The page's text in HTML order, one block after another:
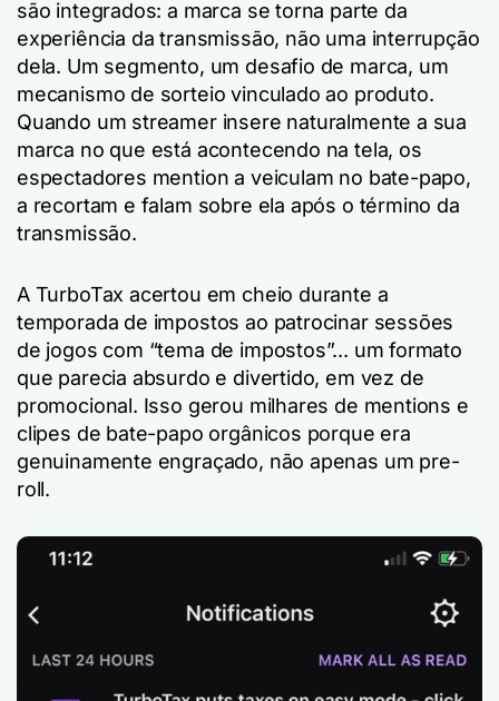
são integrados: a marca se torna parte da
experiência da transmissão, não uma interrupção
dela. Um segmento, um desafio de marca, um
mecanismo de sorteio vinculado ao produto.
Quando um streamer insere naturalmente a sua
marca no que está acontecendo na tela, os
espectadores mention a veiculam no bate-papo,
a recortam e falam sobre ela após o término da
transmissão.
A TurboTax acertou em cheio durante a
temporada de impostos ao patrocinar sessões
de jogos com “tema de impostos”... um formato
que parecia absurdo e divertido, em vez de
promocional. Isso gerou milhares de mentions e
clipes de bate-papo orgânicos porque era
genuinamente engraçado, não apenas um pre-
roll.